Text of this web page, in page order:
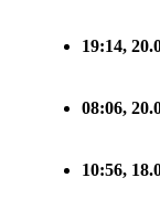
19:14,
08:06,
10:56,